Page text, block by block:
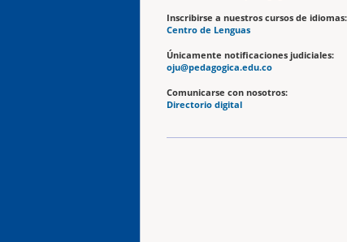
Inscribirse a nuestros cursos de idiomas:
Centro de Lenguas
Únicamente notificaciones judiciales:
oju@pedagogica.edu.co
Comunicarse con nosotros:
Directorio digital